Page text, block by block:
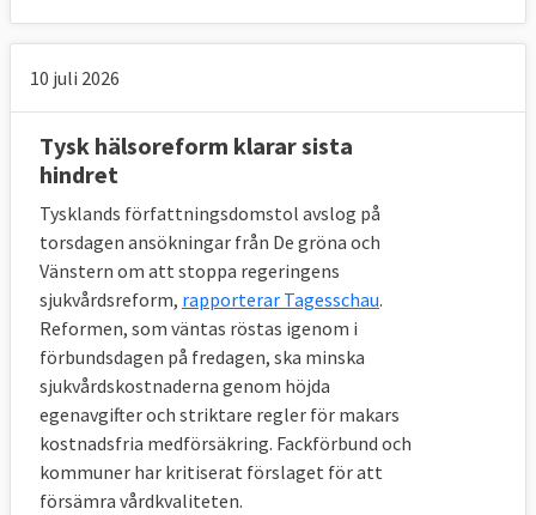
10 juli 2026
Tysk hälsoreform klarar sista
hindret
Tysklands författningsdomstol avslog på
torsdagen ansökningar från De gröna och
Vänstern om att stoppa regeringens
sjukvårdsreform, rapporterar Tagesschau.
Reformen, som väntas röstas igenom i
förbundsdagen på fredagen, ska minska
sjukvårdskostnaderna genom höjda
egenavgifter och striktare regler för makars
kostnadsfria medförsäkring. Fackförbund och
kommuner har kritiserat förslaget för att
försämra vårdkvaliteten.